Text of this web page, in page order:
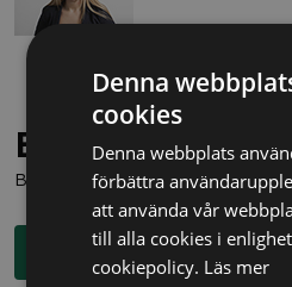
Behöver du
Boka en kostnadsfri konsultation
Boka rådgivning
Denna
cookies
Denna webbplats
förbättra
att använda vår
till alla cookies i
cookiepolicy. Läs mer